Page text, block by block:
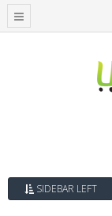
SIDEBAR LEFT